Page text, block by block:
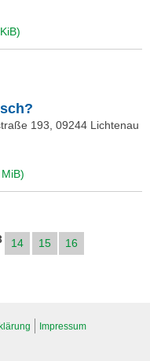
193, 09244 Lichtenau
14 15
16
Impressum